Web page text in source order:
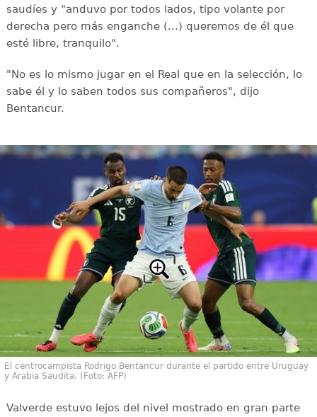
saudíes y "anduvo por todos lados, tipo volante por
derecha pero más enganche (...) queremos de él que
esté libre, tranquilo".
"No es lo mismo jugar en el Real que en la selección, lo
sabe él y lo saben todos sus compañeros", dijo
Bentancur.
El centrocampista Rodrigo Bentancur durante el partido entre Uruguay
y Arabia Saudita. (Foto: AFP)
Valverde estuvo lejos del nivel mostrado en gran parte